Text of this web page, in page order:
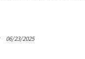
06/23/2025